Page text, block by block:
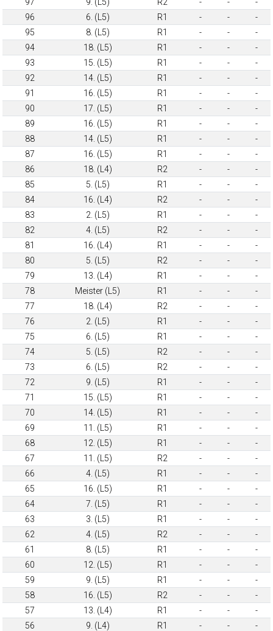
96
6. (L5) R1 - -
-
95
8. (L5) R1 - -
-
94
18. (L5) R1 - -
-
93
15. (L5) R1 - -
-
92
14. (L5) R1 - -
-
91
16. (L5) R1 - -
-
90
17. (L5) R1 - -
-
89
16. (L5) R1 - -
-
88
14. (L5) R1 - -
-
87
16. (L5) R1 - -
-
86
18. (L4) R2 - -
-
85
5. (L5) R1 - -
-
84
16. (L4) R2 - -
-
83
2. (L5) R1 - -
-
82
4. (L5) R2 - -
-
81
16. (L4) R1 - -
-
80
5. (L5) R2 - -
-
79
13. (L4) R1 - -
-
78
Meister (L5) R1 - -
-
77
18. (L4) R2 - -
-
76
2. (L5) R1 - -
-
75
6. (L5) R1 - -
-
74
5. (L5) R2 - -
-
73
6. (L5) R2 - -
-
72
9. (L5) R1 - -
-
71
15. (L5) R1 - -
-
70
14. (L5) R1 - -
-
69
11. (L5) R1 - -
-
68
12. (L5) R1 - -
-
67
11. (L5) R2 - -
-
66
4. (L5) R1 - -
-
65
16. (L5) R1 - -
-
64
7. (L5) R1 - -
-
63
3. (L5) R1 - -
-
62
4. (L5) R2 - -
-
61
8. (L5) R1 - -
-
60
12. (L5) R1 - -
-
59
9. (L5) R1 - -
-
58
16. (L5) R2 - -
-
57
13. (L4) R1 - -
-
56
9. (L4) R1 - -
-